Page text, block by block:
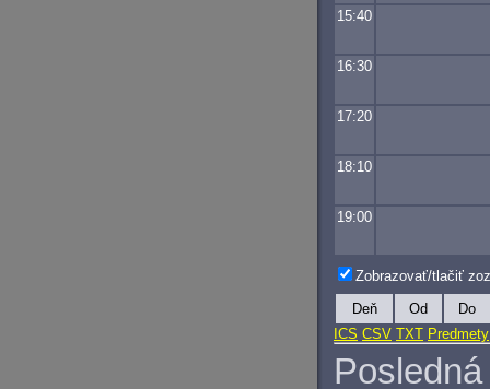
15:40
16:30
17:20
18:10
19:00
Zobrazovať/tlačiť
Deň Od
Do
ICS CSV TXT Predmety